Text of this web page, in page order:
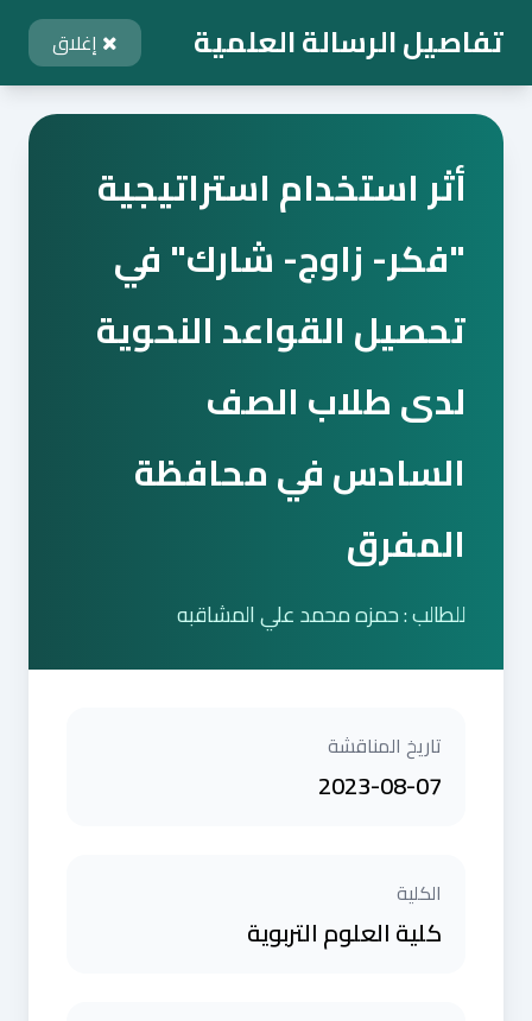
تفاصيل الرسالة العلمية
أثر استخدام استراتيجية
"فكر- زاوج- شارك" في
تحصيل القواعد النحوية
لدى طلاب الصف
السادس في محافظة
المفرق
للطالب : حمزه محمد علي المشاقبه
تاريخ المناقشة
2023-08-07
الكلية
كلية العلوم التربوية